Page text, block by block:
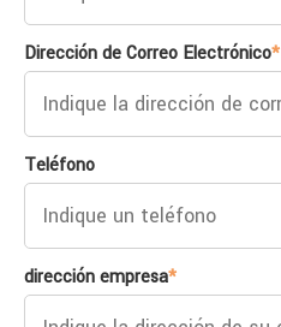
Dirección de Correo Electrónico*
Teléfono
dirección empresa*